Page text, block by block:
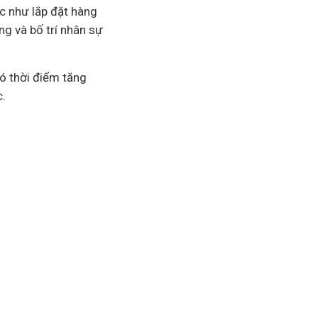
như lắp đặt hàng
và bố trí nhân sự
thời điểm tăng